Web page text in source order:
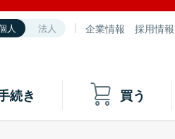
人 法人 企業情報 採用情報
続き 買う